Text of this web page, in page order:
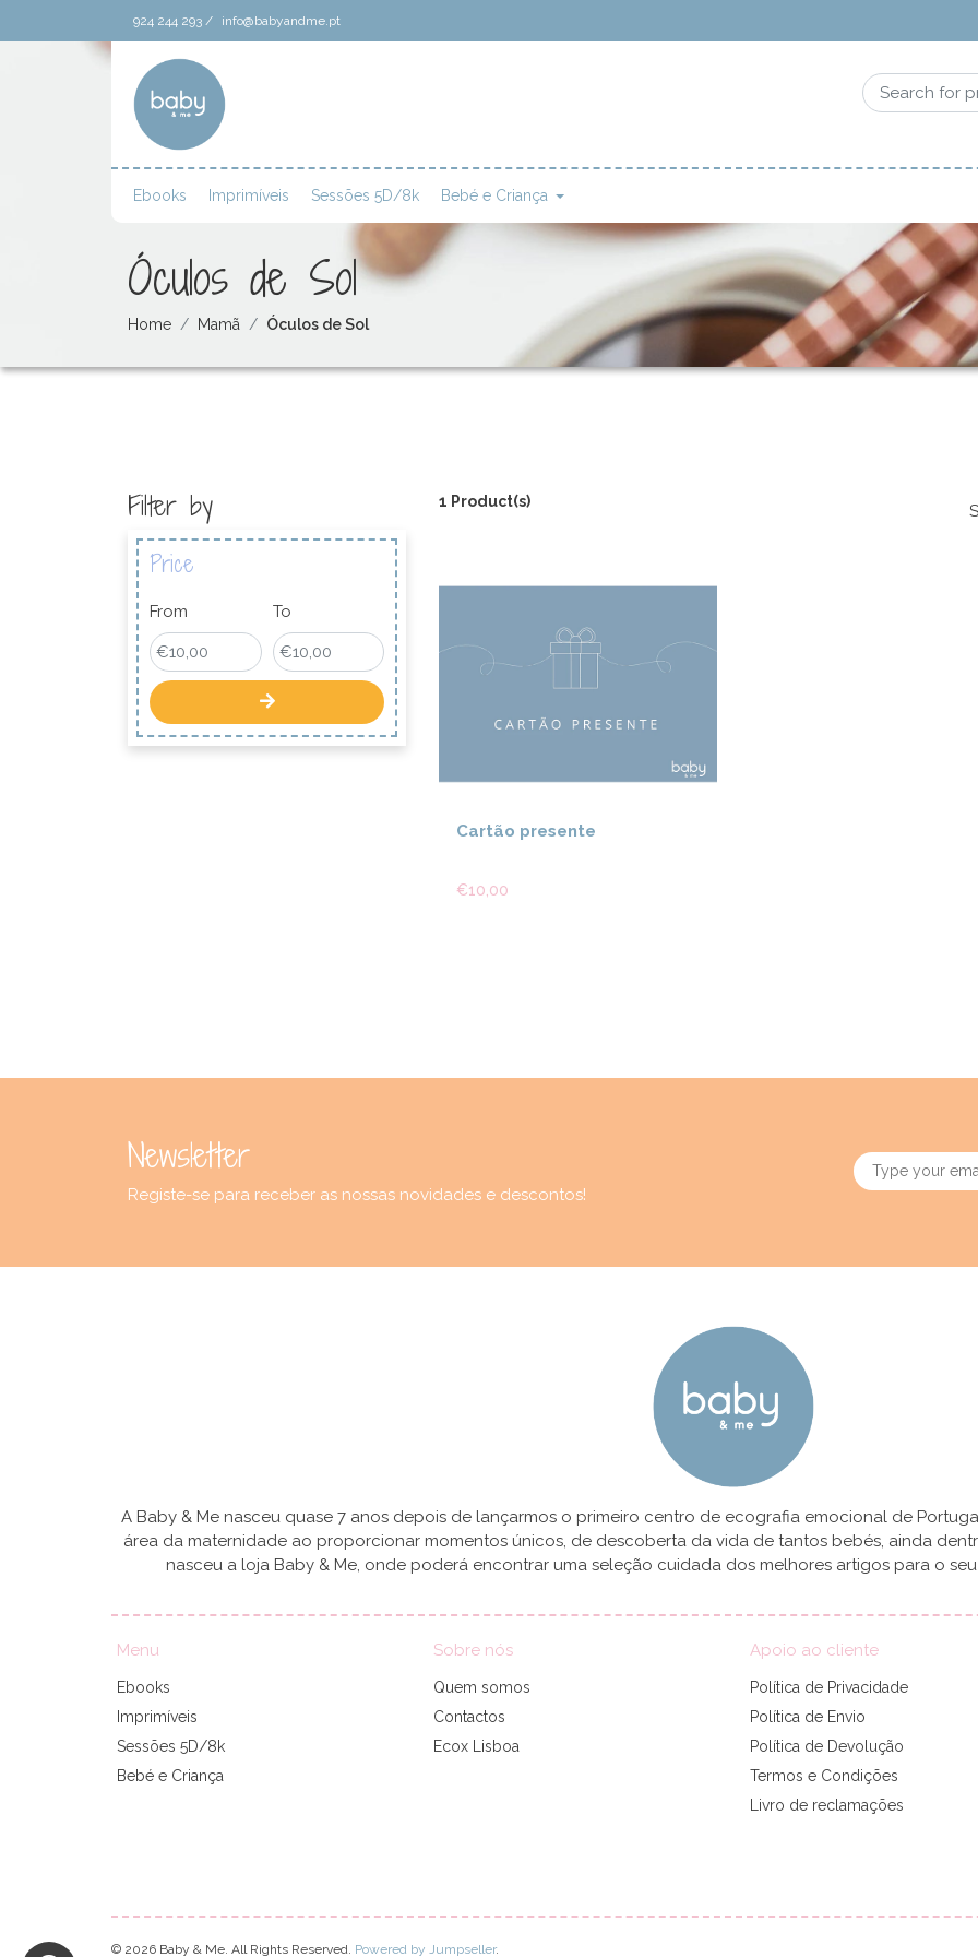
924 244 293 / info@babyandme.pt
Ebooks Imprimíveis Sessões 5D/8k Bebé e Criança
Óculos de Sol
Home Mamã Óculos de Sol
Filter by
Price
From To
1 Product(s)
Cartão presente
€10,00
Newsletter
Registe-se para receber as nossas novidades e descontos!
A Baby & Me nasceu quase 7 anos depois de lançarmos o primeiro centro de ecografia emocional de
área da maternidade ao proporcionar momentos únicos, de descoberta da vida de tantos bebés, ainda
nasceu a loja Baby & Me, onde poderá encontrar uma seleção cuidada dos melhores artigos para o
Menu
Ebooks
Imprimíveis
Sessões 5D/8k
Bebé e Criança
Sobre nós
Quem somos
Contactos
Ecox Lisboa
Apoio ao cliente
Política de Privacidade
Política de Envio
Política de Devolução
Termos e Condições
Livro de reclamações
© 2026 Baby & Me. All Rights Reserved. Powered by Jumpseller.